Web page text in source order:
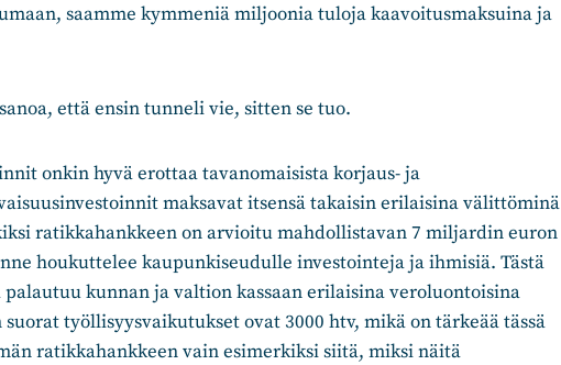
saamme kymmeniä miljoonia tuloja kaavoitusmaksuina ja
että ensin tunneli vie, sitten se tuo.
onkin hyvä erottaa tavanomaisista korjaus- ja
maksavat itsensä takaisin erilaisina välittöminä
ratikkahankkeen on arvioitu mahdollistavan 7 miljardin euron
houkuttelee kaupunkiseudulle investointeja ja ihmisiä. Tästä
kunnan ja valtion kassaan erilaisina veroluontoisina
työllisyysvaikutukset ovat 3000 htv, mikä on tärkeää tässä
ratikkahankkeen vain esimerkiksi siitä, miksi näitä